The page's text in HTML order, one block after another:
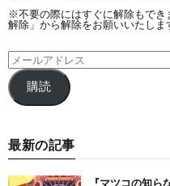
※不要の際にはすぐに解除もでき
解除」から解除をお願いいたしま
購読
最新の記事
『マツコの知